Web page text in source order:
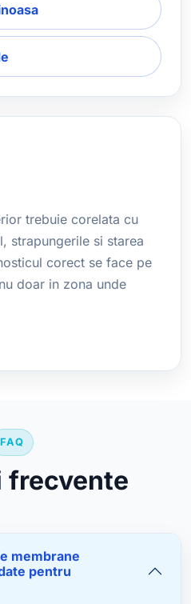
trebuie corelata cu
strapungerile si starea
corect se face pe
doar in zona unde
FAQ
frecvente
membrane
pentru